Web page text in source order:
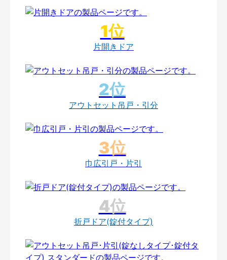
片開きドア
アウトセット吊戸・引分
巾広引戸・片引
折戸ドア(錠付タイプ)